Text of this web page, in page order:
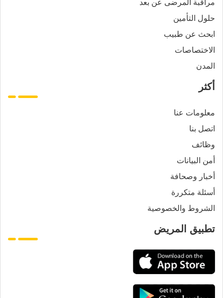
حلول التأمين
ابحث عن طبيب
الاختصاصات
المدن
أكثر
معلومات عنا
اتصل بنا
وظائف
أمن البيانات
أخبار وصحافة
أسئلة متكررة
الشروط والخصوصية
تطبيق المريض